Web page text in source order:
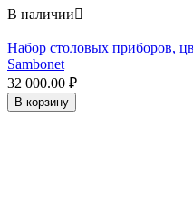
В наличии
Набор столовых приборов,
Sambonet
32 000.00 ₽
В корзину